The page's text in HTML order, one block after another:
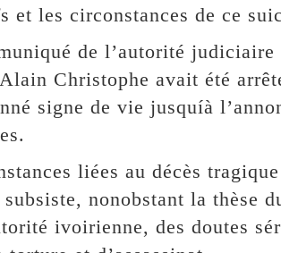
et les circonstances de ce
de l’autorité
Christophe avait été
signe de vie jusquíà
liées au décès
nonobstant la thèse
ivoirienne, des doutes